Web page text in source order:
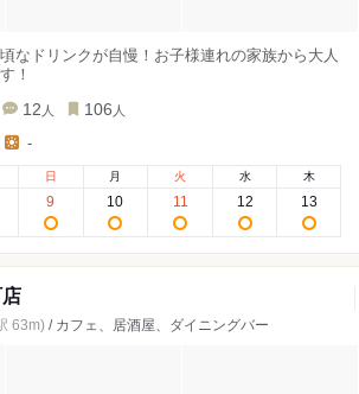
なドリンクが自慢！お子様連れの家族から大人
！
12 人 106 人
-
日
9
月
10
火
11
水
12
木
13
63m) / カフェ、居酒屋、ダイニングバー